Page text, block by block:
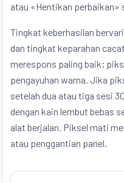
atau «Hentikan perbaikan»
Tingkat keberhasilan
dan tingkat keparahan
merespons paling baik;
pengayuhan warna. Jika
setelah dua atau tiga sesi
dengan kain lembut bebas
alat berjalan. Piksel mati
atau penggantian panel.